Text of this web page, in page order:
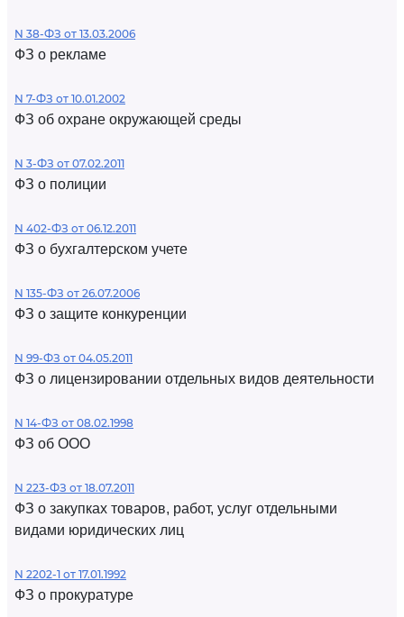
N 38-ФЗ от 13.03.2006
ФЗ о рекламе
N 7-ФЗ от 10.01.2002
ФЗ об охране окружающей среды
N 3-ФЗ от 07.02.2011
ФЗ о полиции
N 402-ФЗ от 06.12.2011
ФЗ о бухгалтерском учете
N 135-ФЗ от 26.07.2006
ФЗ о защите конкуренции
N 99-ФЗ от 04.05.2011
ФЗ о лицензировании отдельных видов деятельности
N 14-ФЗ от 08.02.1998
ФЗ об ООО
N 223-ФЗ от 18.07.2011
ФЗ о закупках товаров, работ, услуг отдельными
видами юридических лиц
N 2202-1 от 17.01.1992
ФЗ о прокуратуре